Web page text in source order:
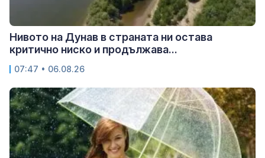
Нивото на Дунав в страната ни остава
критично ниско и продължава...
07:47 • 06.08.26